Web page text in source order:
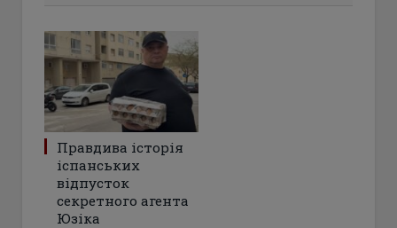
Правдива історія
іспанських
відпусток
секретного агента
Юзіка